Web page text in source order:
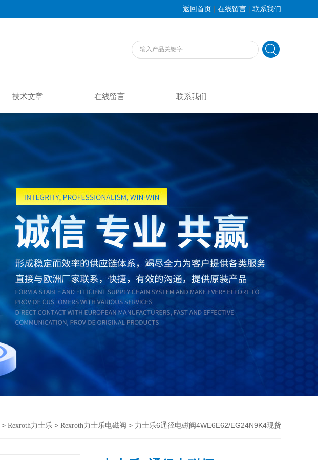
返回首页 | 在线留言 | 联系我们
技术文章 在线留言 联系我们
> Rexroth力士乐 > Rexroth力士乐电磁阀 > 力士乐6通径电磁阀4WE6E62/EG24N9K4现货